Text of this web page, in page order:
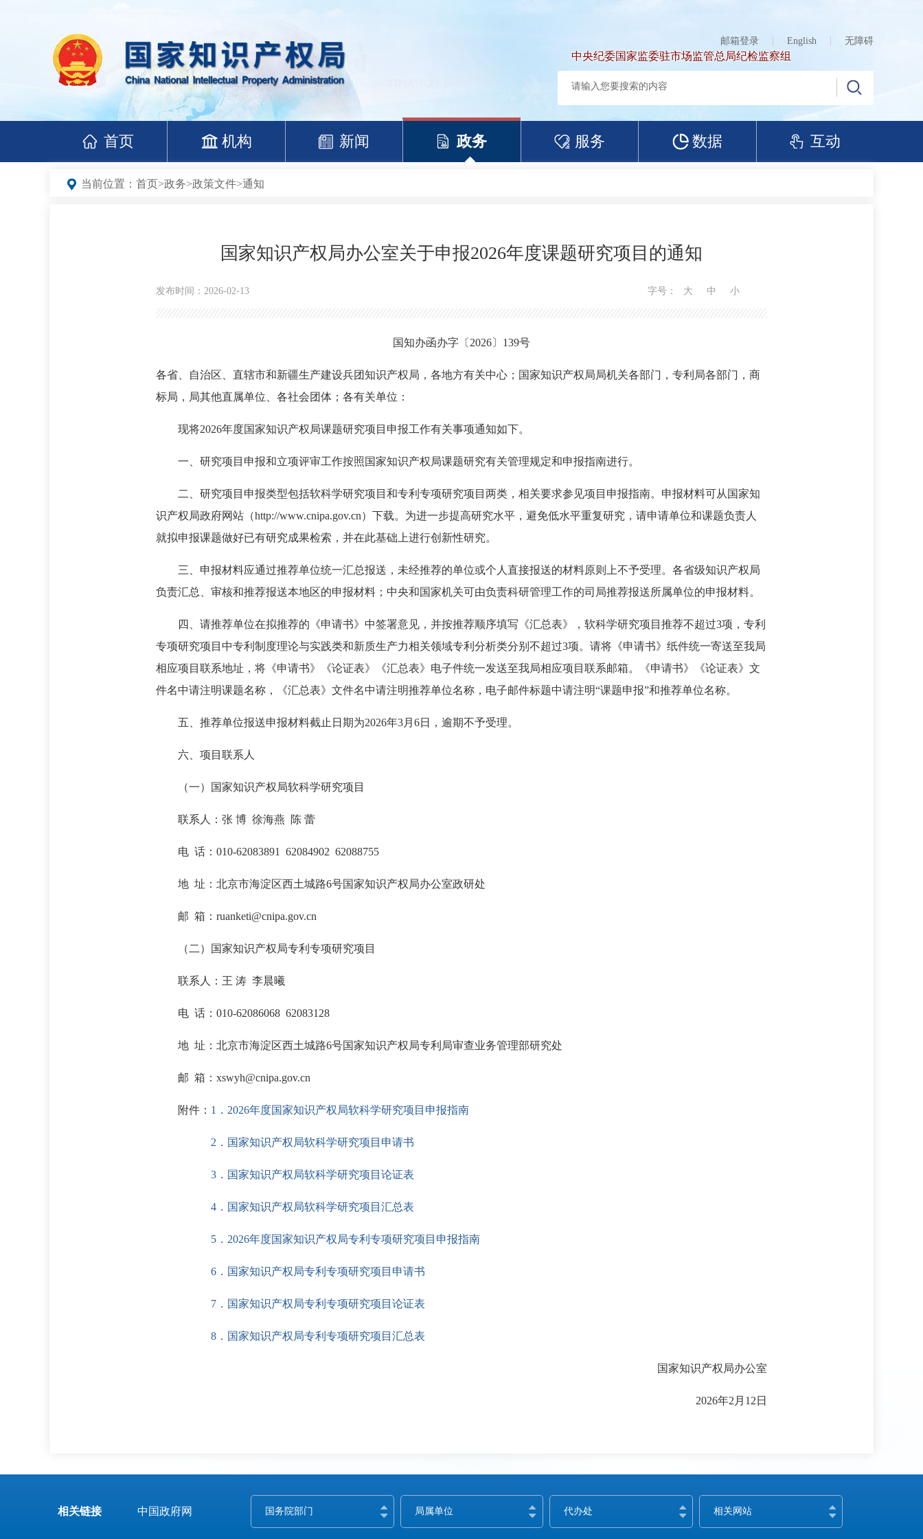
邮箱登录 English 无障碍
中央纪委国家监委驻市场监管总局纪检监察组
首页 机构 新闻 政务 服务 数据 互动
当前位置： 首页>政务>政策文件>通知
国家知识产权局办公室关于申报2026年度课题研究项目的通知
发布时间：2026-02-13 字号： 大 中 小
国知办函办字 〔2026〕 139号
各省、自治区、直辖市和新疆生产建设兵团知识产权局，各地方有关中心；国家知识产权局局机关各部门，专利局各部门，商
标局，局其他直属单位、各社会团体；各有关单位：
现将2026年度国家知识产权局课题研究项目申报工作有关事项通知如下。
一、研究项目申报和立项评审工作按照国家知识产权局课题研究有关管理规定和申报指南进行。
二、研究项目申报类型包括软科学研究项目和专利专项研究项目两类，相关要求参见项目申报指南。申报材料可从国家知
识产权局政府网站（http://www.cnipa.gov.cn）下载。为进一步提高研究水平，避免低水平重复研究，请申请单位和课题负责人
就拟申报课题做好已有研究成果检索，并在此基础上进行创新性研究。
三、申报材料应通过推荐单位统一汇总报送，未经推荐的单位或个人直接报送的材料原则上不予受理。各省级知识产权局
负责汇总、审核和推荐报送本地区的申报材料；中央和国家机关可由负责科研管理工作的司局推荐报送所属单位的申报材料。
四、请推荐单位在拟推荐的《申请书》中签署意见，并按推荐顺序填写《汇总表》，软科学研究项目推荐不超过3项，专利
专项研究项目中专利制度理论与实践类和新质生产力相关领域专利分析类分别不超过3项。请将《申请书》纸件统一寄送至我局
相应项目联系地址，将《申请书》《论证表》《汇总表》电子件统一发送至我局相应项目联系邮箱。《申请书》《论证表》文
件名中请注明课题名称，《汇总表》文件名中请注明推荐单位名称，电子邮件标题中请注明“课题申报”和推荐单位名称。
五、推荐单位报送申报材料截止日期为2026年3月6日，逾期不予受理。
六、项目联系人
（一）国家知识产权局软科学研究项目
联系人：张 博 徐海燕 陈 蕾
电 话：010-62083891 62084902 62088755
地 址：北京市海淀区西土城路6号国家知识产权局办公室政研处
邮 箱：ruanketi@cnipa.gov.cn
（二）国家知识产权局专利专项研究项目
联系人：王 涛 李晨曦
电 话：010-62086068 62083128
地 址：北京市海淀区西土城路6号国家知识产权局专利局审查业务管理部研究处
邮 箱：xswyh@cnipa.gov.cn
附件： 1．2026年度国家知识产权局软科学研究项目申报指南
2．国家知识产权局软科学研究项目申请书
3．国家知识产权局软科学研究项目论证表
4．国家知识产权局软科学研究项目汇总表
5．2026年度国家知识产权局专利专项研究项目申报指南
6．国家知识产权局专利专项研究项目申请书
7．国家知识产权局专利专项研究项目论证表
8．国家知识产权局专利专项研究项目汇总表
国家知识产权局办公室
2026年2月12日
相关链接 中国政府网 国务院部门 局属单位 代办处 相关网站